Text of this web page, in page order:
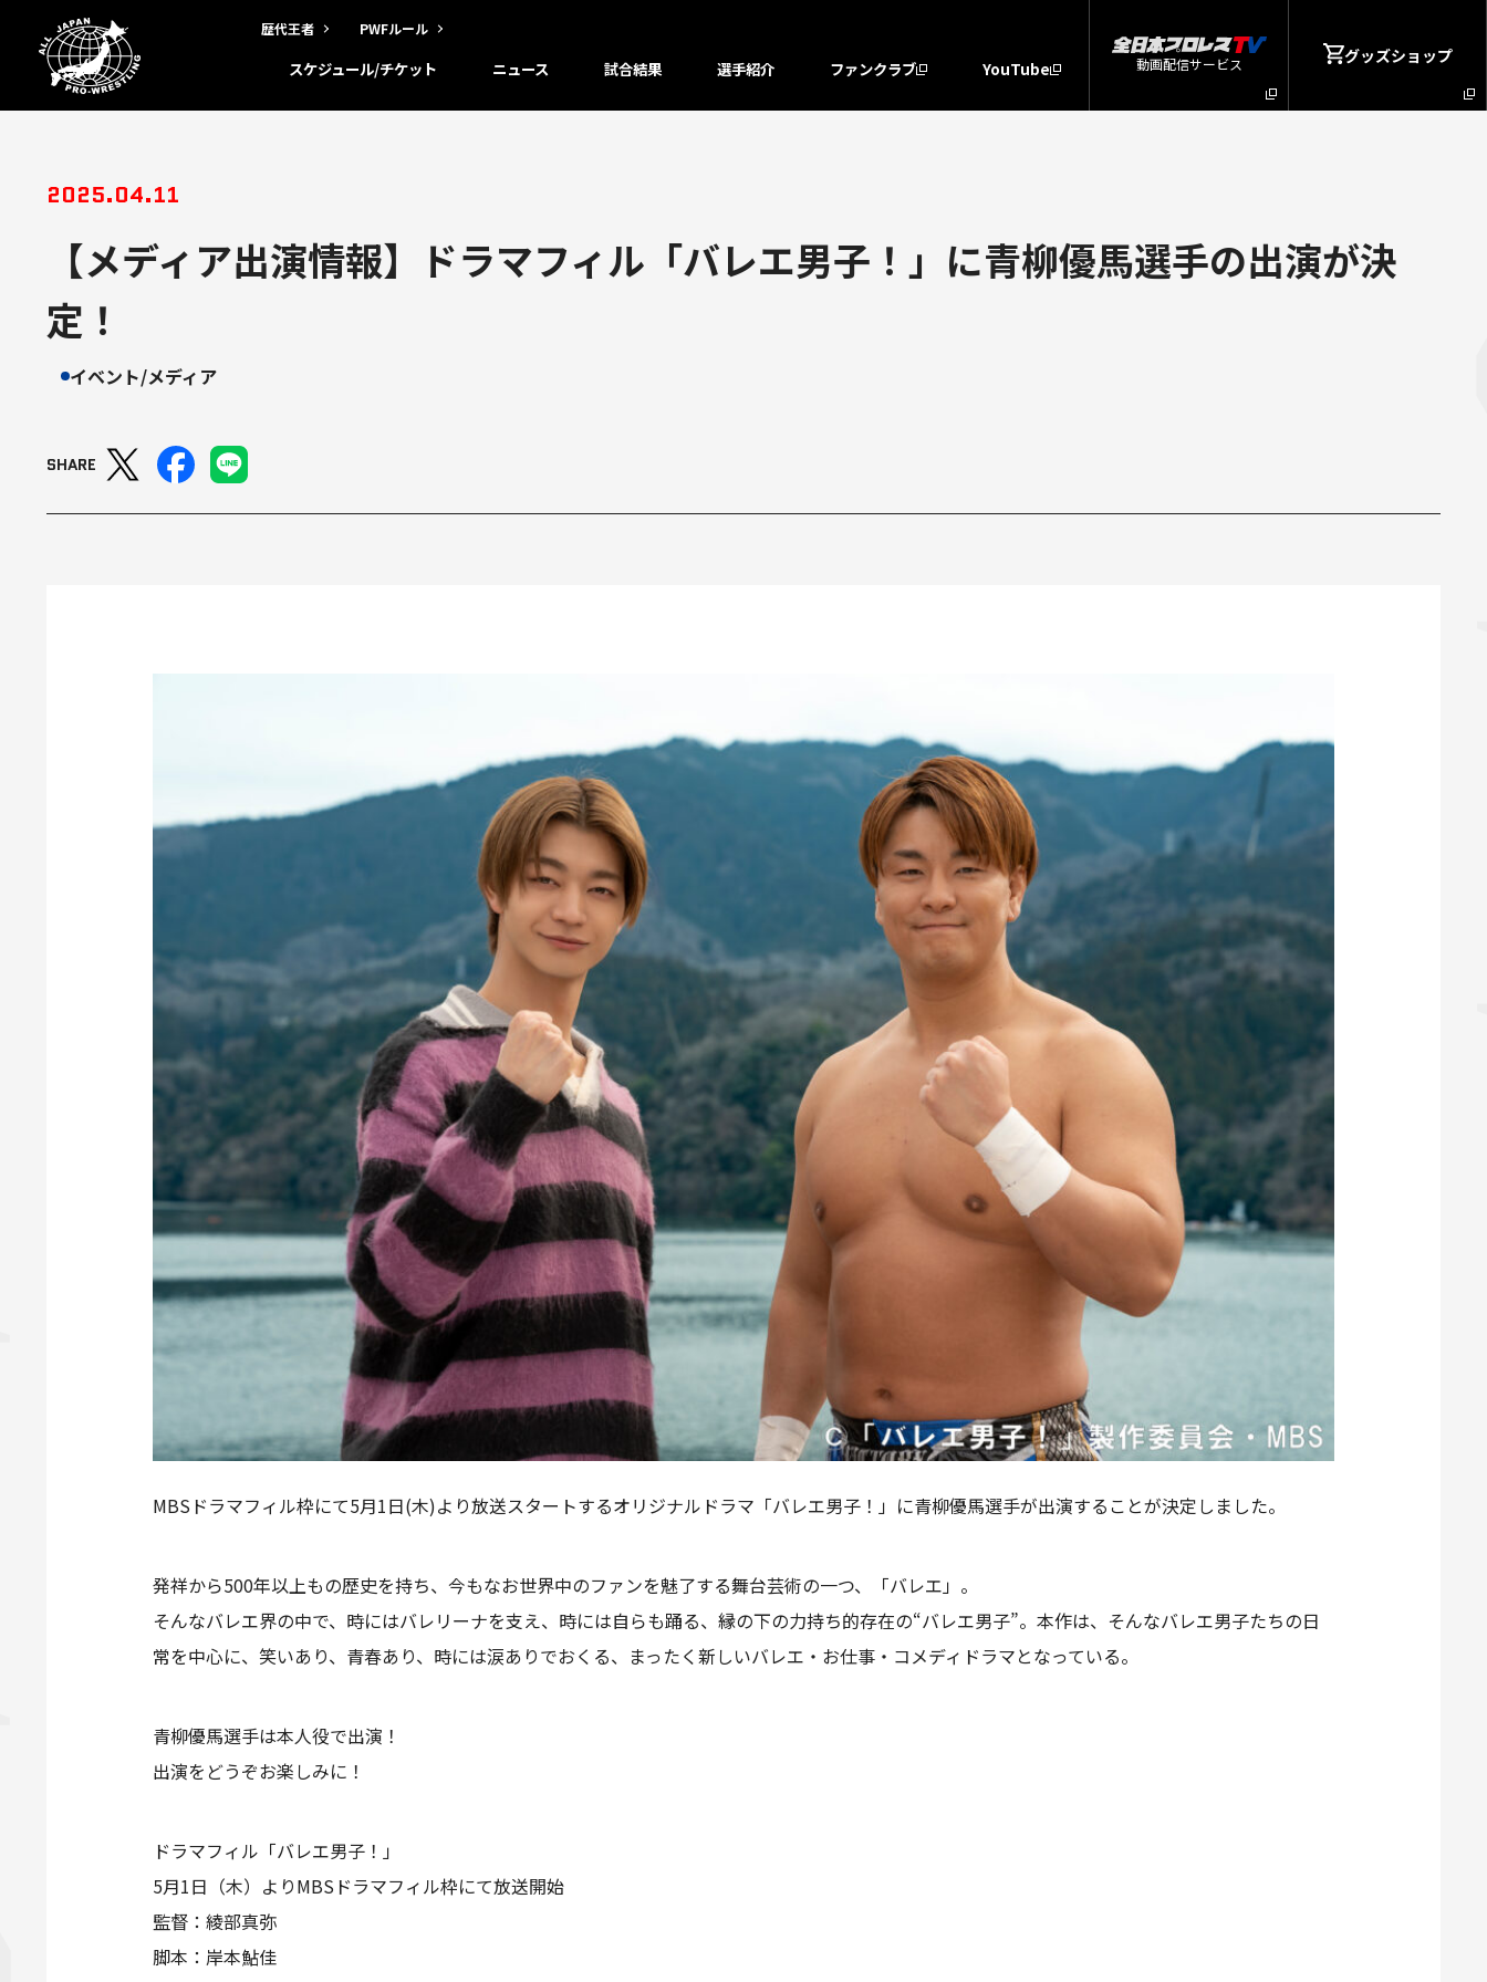
歴代王者 PWFルール
スケジュール/チケット ニュース 試合結果 選手紹介 ファンクラブ YouTube 動画配信サービス グッズショップ
2025.04.11
【メディア出演情報】ドラマフィル「バレエ男子！」に青柳優馬選手の出演が決
定！
イベント/メディア
SHARE
MBSドラマフィル枠にて5月1日(木)より放送スタートするオリジナルドラマ「バレエ男子！」に青柳優馬選手が出演することが決定しました。
発祥から500年以上もの歴史を持ち、今もなお世界中のファンを魅了する舞台芸術の一つ、「バレエ」。
そんなバレエ界の中で、時にはバレリーナを支え、時には自らも踊る、縁の下の力持ち的存在の“バレエ男子”。本作は、そんなバレエ男子たちの日
常を中心に、笑いあり、青春あり、時には涙ありでおくる、まったく新しいバレエ・お仕事・コメディドラマとなっている。
青柳優馬選手は本人役で出演！
出演をどうぞお楽しみに！
ドラマフィル「バレエ男子！」
5月1日（木）よりMBSドラマフィル枠にて放送開始
監督：綾部真弥
脚本：岸本鮎佳